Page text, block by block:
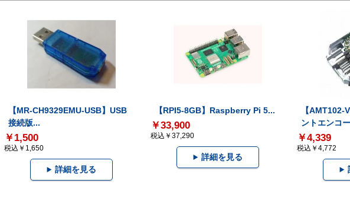
【MR-CH9329EMU-USB】USB
接続版...
￥1,500
税込￥1,650
詳細を見る
【RPI5-8GB】Raspberry Pi 5...
￥33,900
税込￥37,290
詳細を見る
【AMT102-
ントエンコ
￥4,339
税込￥4,772